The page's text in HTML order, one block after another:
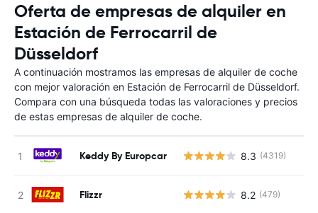
Oferta de empresas de alquiler en
Estación de Ferrocarril de
Düsseldorf
A continuación mostramos las empresas de alquiler de coche
con mejor valoración en Estación de Ferrocarril de Düsseldorf.
Compara con una búsqueda todas las valoraciones y precios
de estas empresas de alquiler de coche.
Keddy By Europcar 8.3 (4319)
Flizzr 8.2 (479)